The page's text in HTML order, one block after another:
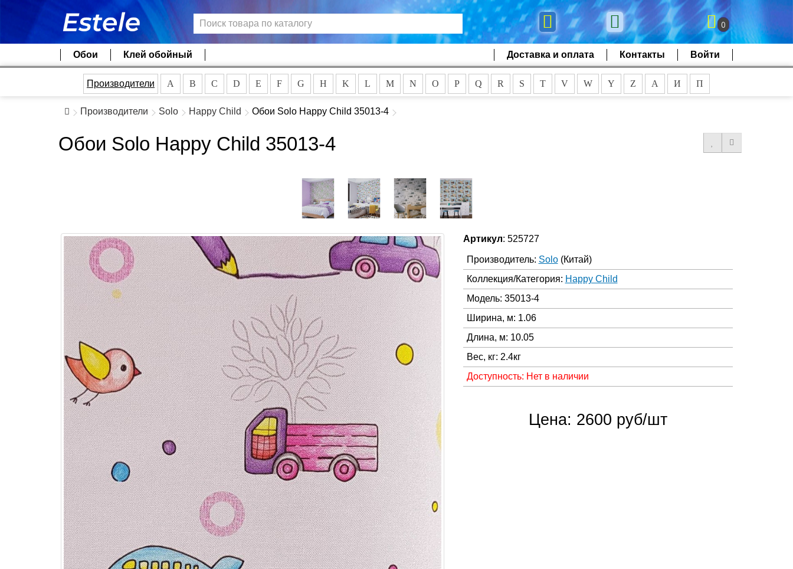
0
Обои Клей обойный Доставка и оплата Контакты Войти
Производители A B C D E F G H K L M N O P Q R S T V W Y Z А И П
Производители Solo Happy Child Обои Solo Happy Child 35013-4
Обои Solo Happy Child 35013-4
Артикул: 525727
Производитель: Solo (Китай)
Коллекция/Категория: Happy Child
Модель: 35013-4
Ширина, м: 1.06
Длина, м: 10.05
Вес, кг: 2.4кг
Доступность: Нет в наличии
Цена: 2600 руб/шт